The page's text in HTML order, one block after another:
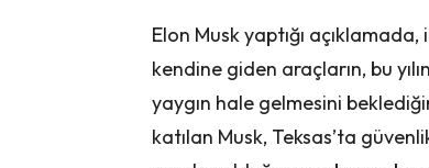
Elon Musk yaptığı
kendine giden araçların, bu
yaygın hale gelmesini
katılan Musk, Teksas’ta